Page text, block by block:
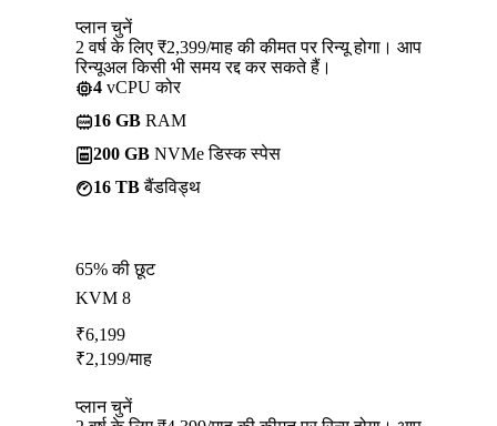
प्लान चुनें
2 वर्ष के लिए ₹2,399/माह की कीमत पर रिन्यू होगा। आप
रिन्यूअल किसी भी समय रद्द कर सकते हैं।
4 vCPU कोर
16 GB RAM
200 GB NVMe डिस्क स्पेस
16 TBबैंडविड्थ
65% की छूट
KVM 8
₹6,199
₹2,199/माह
प्लान चुनें